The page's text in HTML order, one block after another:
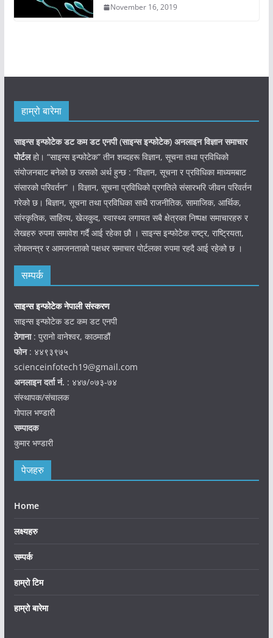
November 16, 2019
हाम्रो बारेमा
साइन्स इन्फोटेक डट कम डट एनपी (साइन्सइन्फोटेक) अनलाइन विज्ञान समाचार
पोर्टलहो। “साइन्स इन्फोटेक” तीन शब्दहरू विज्ञान, सूचना तथा प्रविधिको
संयोजनबाट बनेको छ जसको अर्थ हुन्छ : “विज्ञान, सूचना र प्रविधिका माध्यमबाट
संसारको परिवर्तन” । विज्ञान, सूचना प्रविधिको प्रगतिले संसारभरि जीवन परिवर्तन
गरेको छ। बिज्ञान, सूचना तथा प्रविधिका साथै राजनीतिक, सामाजिक, आर्थिक,
सांस्कृतिक, साहित्य, खेलकुद, स्वास्थ्य लगायत सबै क्षेत्रका निष्पक्ष समाचारहरु र
लेखहरु रुपमा समावेश गर्दै आई रहेका छौ । साइन्स इन्फोटेक राष्ट्र, राष्ट्रियता,
लोकतन्त्र र आमजनताको पक्षधर समाचार पोर्टलका रुपमा रहदै आई रहेको छ ।
सम्पर्क
साइन्स इन्फोटेक नेपाली संस्करण
साइन्स इन्फोटेक डट कम डट एनपी
ठेगाना: पुरानो वानेश्वर, काठमाडौं
फोन: ४४९३९७५
scienceinfotech19@gmail.com
अनलाइन दर्ता नं. : ४४७/०७३-७४
संस्थापक/संचालक
गोपाल भण्डारी
सम्पादक
कुमार भण्डारी
पेजहरु
Home
लक्ष्यहरु
सम्पर्क
हाम्रो टिम
हाम्रो बारेमा